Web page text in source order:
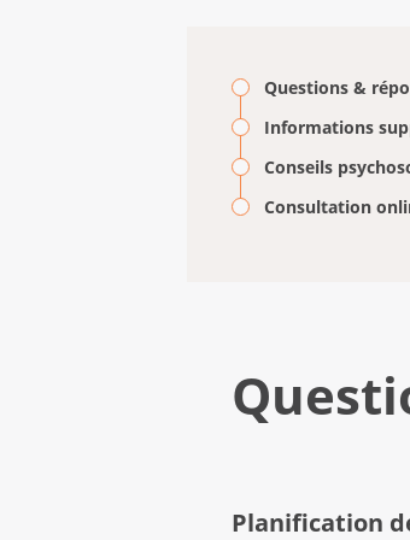
Questions &
Informations
Conseils
Consultation
Planification